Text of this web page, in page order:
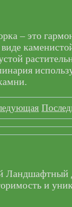
– это
Ландшафтный
и